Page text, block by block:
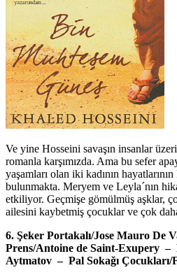
Ve yine Hosseini savaşın insanlar
romanla karşımızda. Ama bu sefer
yaşamları olan iki kadının
bulunmakta. Meryem ve Leyla´nın
etkiliyor. Geçmişe gömülmüş aşklar,
ailesini kaybetmiş çocuklar ve çok
6. Şeker Portakalı/Jose Mauro De
Prens/Antoine de Saint-Exupery –
Aytmatov – Pal Sokağı